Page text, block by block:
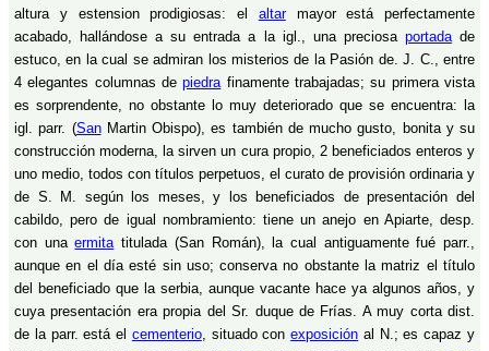
altura y estension prodigiosas: el altarmayor está perfectamente
acabado, hallándose a su entrada a la igl., una preciosa portadade
estuco, en la cual se admiran los misterios de la Pasión de. J. C., entre
4 elegantes columnas depiedrafinamente trabajadas; su primera vista
es sorprendente, no obstante lo muy deteriorado que se encuentra: la
igl. parr. (SanMartin Obispo), es también de mucho gusto, bonita y su
construcción moderna, la sirven un cura propio, 2 beneficiados enteros y
uno medio, todos con títulos perpetuos, el curato de provisión ordinaria y
de S. M. según los meses, y los beneficiados de presentación del
cabildo, pero de igual nombramiento: tiene un anejo en Apiarte, desp.
con unaermitatitulada (San Román), la cual antiguamente fué parr.,
aunque en el día esté sin uso; conserva no obstante la matriz el título
del beneficiado que la serbia, aunque vacante hace ya algunos años, y
cuya presentación era propia del Sr. duque de Frías. A muy corta dist.
de la parr. está el cementerio, situado conexposición al N.; es capaz y